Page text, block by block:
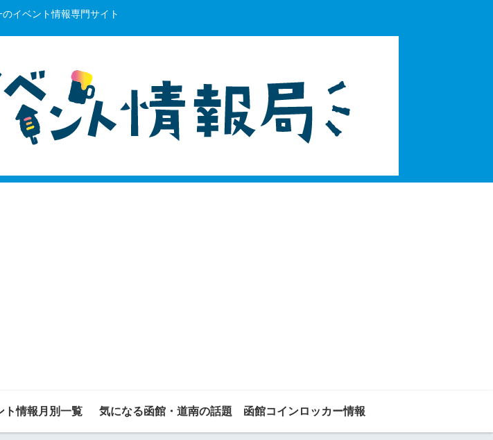
イベント情報専門サイト
ト情報月別一覧 気になる函館・道南の話題 函館コインロッカー情報